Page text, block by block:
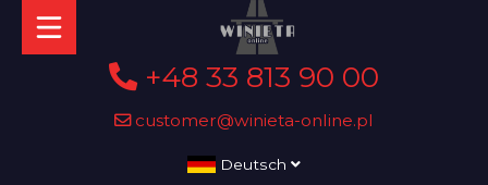
+48 33 813 90 00
customer@winieta-online.pl
Deutsch